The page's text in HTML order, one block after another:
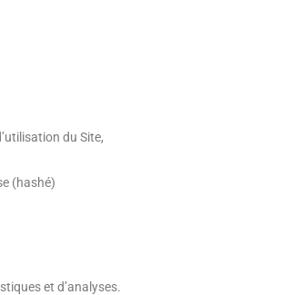
du Site,
(hashé)
et d’analyses.